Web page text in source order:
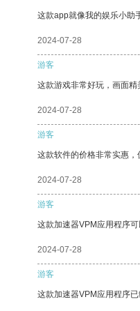
这款app就像我的娱乐小助
2024-07-28
游客
这款游戏非常好玩，画面精
2024-07-28
游客
这款软件的价格非常实惠，
2024-07-28
游客
这款加速器VPM应用程序
2024-07-28
游客
这款加速器VPM应用程序